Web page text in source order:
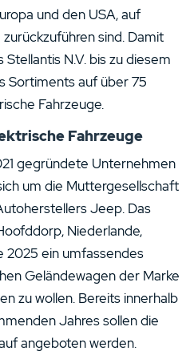
und den USA, auf
sind. Damit
N.V. bis zu diesem
Sortiments auf über 75
Fahrzeuge.
Fahrzeuge
gegründete Unternehmen
um die Muttergesellschaft
Jeep. Das
Niederlande,
2025 ein umfassendes
Geländewagen der Marke
zu wollen. Bereits innerhalb
Jahres sollen die
angeboten werden.